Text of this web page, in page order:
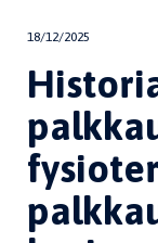
18/12/2025